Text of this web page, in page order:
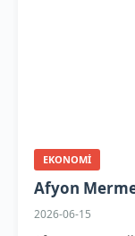
EKONOMI
Afyon
2026-06-15